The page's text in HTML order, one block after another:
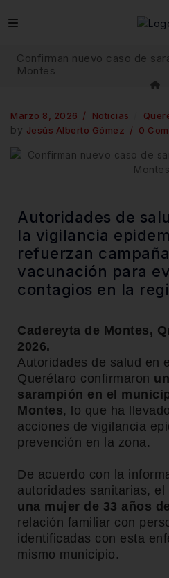
Confirman nuevo caso de
Montes
Marzo 8, 2026 Noticias
by Jesús Alberto Gómez 0
Autoridades de
la vigilancia
refuerzan
vacunación para
contagios en la
Cadereyta de Montes,
2026.
Autoridades de salud en
Querétaro confirmaron
sarampión en el
Montes, lo que ha
acciones de vigilancia
prevención en la zona.
De acuerdo con la
autoridades sanitarias,
una mujer de 33 años
relación familiar con
identificadas con esta
mismo municipio.